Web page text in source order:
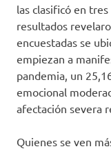
las clasificó en
resultados
encuestadas se
empiezan a
pandemia, un
emocional
afectación severa
Quienes se ven